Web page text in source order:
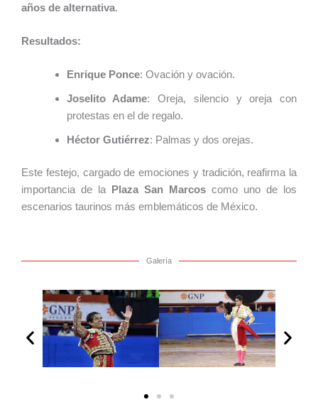
años de alternativa.
Resultados:
Enrique Ponce: Ovación y ovación.
Joselito Adame: Oreja, silencio y oreja con
protestas en el de regalo.
Héctor Gutiérrez: Palmas y dos orejas.
Este festejo, cargado de emociones y tradición, reafirma la
importancia de la
Plaza San Marcos como uno de los
escenarios taurinos más emblemáticos de México.
Galería